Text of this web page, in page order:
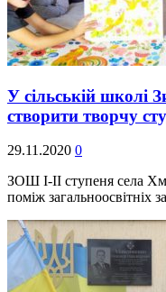
У сільській школі
створити творчу
29.11.2020 0
ЗОШ І-ІІ ступеня села
поміж загальноосвітніх